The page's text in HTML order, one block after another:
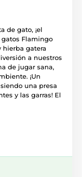
de gato, ¡el
Flamingo
hierba gatera
a nuestros
de jugar sana,
¡Un
una presa
y las garras! El